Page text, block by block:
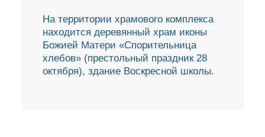
На территории храмового комплекса
находится деревянный храм иконы
Божией Матери «Спорительница
хлебов» (престольный праздник 28
октября), здание Воскресной школы.